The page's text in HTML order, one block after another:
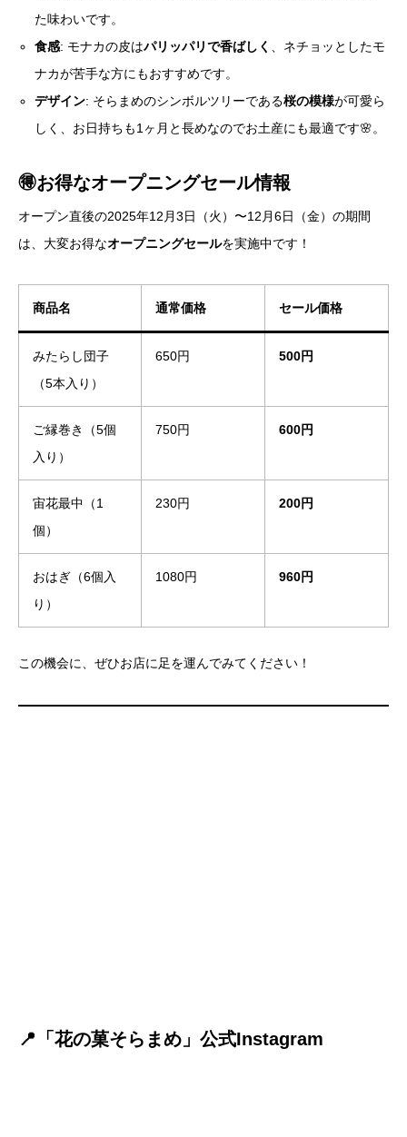
た味わいです。
食感: モナカの皮はパリッパリで香ばしく
、ネチョッとしたモ
ナカが苦手な方にもおすすめです。
デザイン: そらまめのシンボルツリーである桜の模様が可愛ら
しく、お日持ちも1ヶ月と長めなのでお土産にも最適です🌸。
🉐お得なオープニングセール情報
オープン直後の2025年12月3日（火）〜12月6日（金）の期間
は、大変お得なオープニングセールを実施中です！
商品名 通常価格 セール価格
みたらし団子
（5本入り）
650円 500円
ご縁巻き（5個
入り）
750円 600円
宙花最中（1
個）
230円 200円
おはぎ（6個入
り）
1080円 960円
この機会に、ぜひお店に足を運んでみてください！
📍「花の菓そらまめ」公式Instagram